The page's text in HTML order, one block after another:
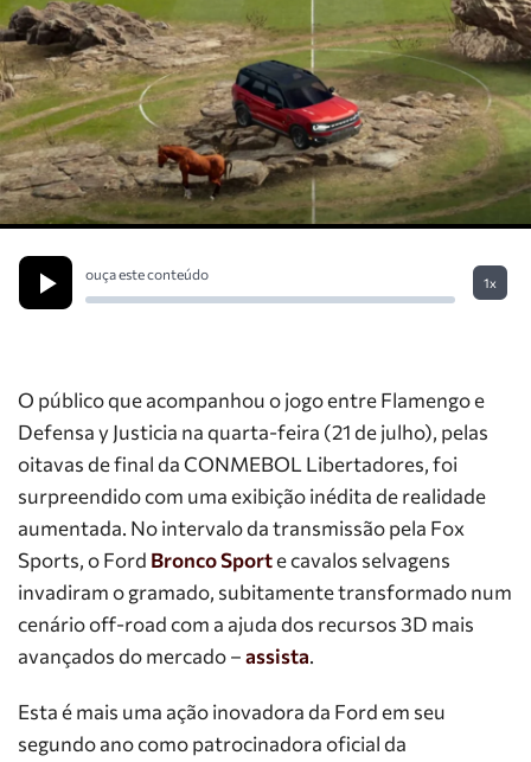
ouça este conteúdo
1x
O público que acompanhou o jogo entre Flamengo e
Defensa y Justicia na quarta-feira (21 de julho), pelas
oitavas de final da CONMEBOL Libertadores, foi
surpreendido com uma exibição inédita de realidade
aumentada. No intervalo da transmissão pela Fox
Sports, o Ford Bronco Sporte cavalos selvagens
invadiram o gramado, subitamente transformado num
cenário off-road com a ajuda dos recursos 3D mais
avançados do mercado –assista.
Esta é mais uma ação inovadora da Ford em seu
segundo ano como patrocinadora oficial da